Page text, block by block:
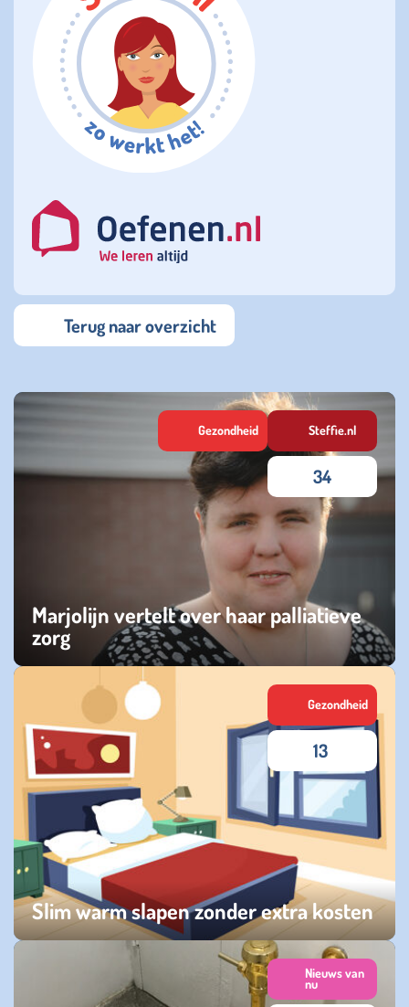
Terug naar overzicht
Marjolijn vertelt over haar palliatieve
zorg
dinsdag 03 februari 2026
Gezondheid Steffie.nl
34
Slim warm slapen zonder extra kosten
dinsdag 16 december 2025
Gezondheid
13
Nieuws van
nu